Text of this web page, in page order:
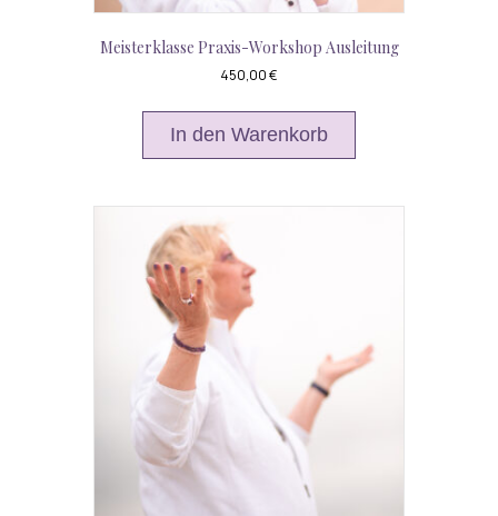
Meisterklasse Praxis-Workshop Ausleitung
450,00€
In den Warenkorb